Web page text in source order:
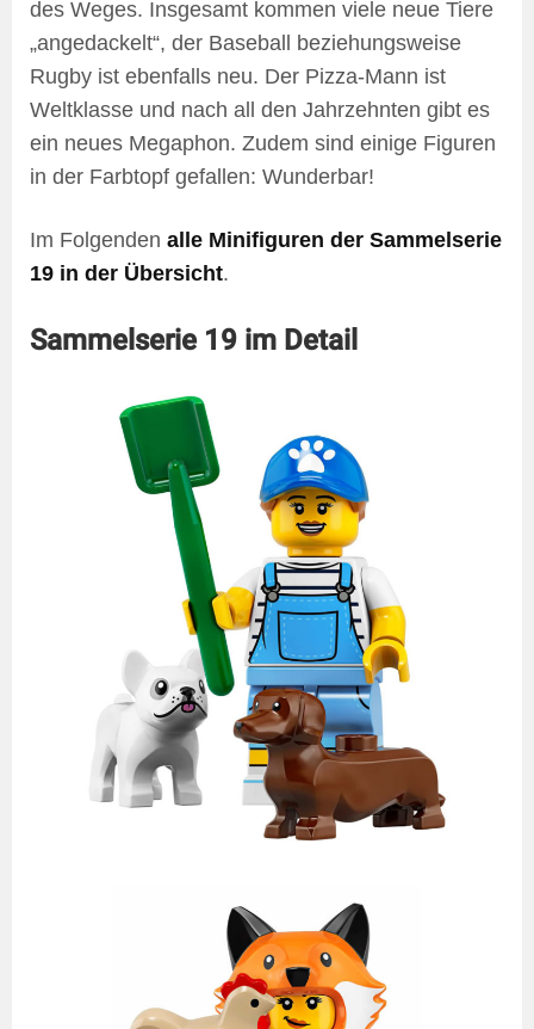
des Weges. Insgesamt kommen viele neue Tiere
„angedackelt“, der Baseball beziehungsweise
Rugby ist ebenfalls neu. Der Pizza-Mann ist
Weltklasse und nach all den Jahrzehnten gibt es
ein neues Megaphon. Zudem sind einige Figuren
in der Farbtopf gefallen: Wunderbar!
Im Folgenden alle Minifiguren der Sammelserie
19 in der Übersicht.
Sammelserie 19 im Detail